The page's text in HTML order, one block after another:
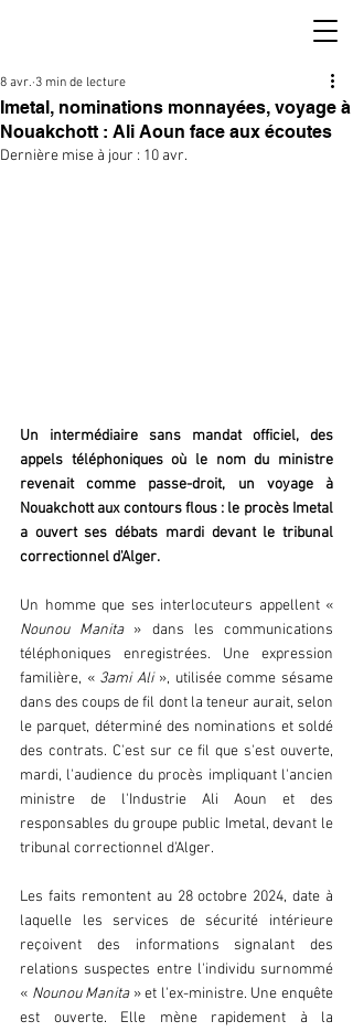
Imetal, nominations monnayées, voyage à
Nouakchott : Ali Aoun face aux écoutes
8 avr. 3 min de lecture
Dernière mise à jour : 10 avr.
Un intermédiaire sans mandat officiel, des
appels téléphoniques où le nom du ministre
revenait comme passe-droit, un voyage à
Nouakchott aux contours flous : le procès Imetal
a ouvert ses débats mardi devant le tribunal
correctionnel d'Alger.
Nounou Manita » dans les communications
téléphoniques enregistrées. Une expression
familière, « 3ami Ali », utilisée comme sésame
dans des coups de fil dont la teneur aurait, selon
le parquet, déterminé des nominations et soldé
des contrats. C'est sur ce fil que s'est ouverte,
mardi, l'audience du procès impliquant l'ancien
ministre de l'Industrie Ali Aoun et des
responsables du groupe public Imetal, devant le
tribunal correctionnel d'Alger.
Les faits remontent au 28 octobre 2024, date à
laquelle les services de sécurité intérieure
reçoivent des informations signalant des
relations suspectes entre l'individu surnommé
« Nounou Manita » et l'ex-ministre. Une enquête
est ouverte. Elle mène rapidement à la